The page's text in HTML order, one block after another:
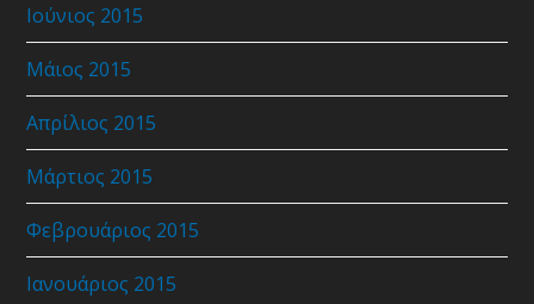
Ιούνιος 2015
Μάιος 2015
Απρίλιος 2015
Μάρτιος 2015
Φεβρουάριος 2015
Ιανουάριος 2015